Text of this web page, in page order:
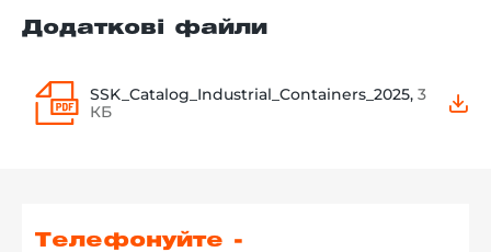
Додаткові файли
SSK_Catalog_Industrial_Containers_2025, 3
КБ
Телефонуйте -